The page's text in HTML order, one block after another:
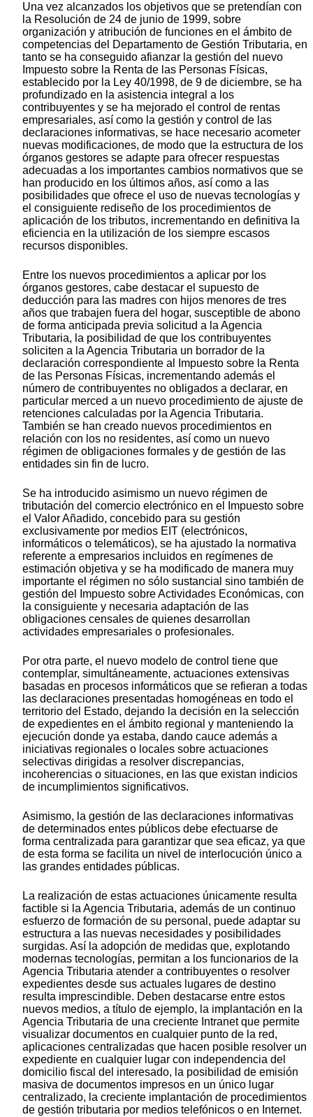
Una vez alcanzados los objetivos que se pretendían con
la Resolución de 24 de junio de 1999, sobre
organización y atribución de funciones en el ámbito de
competencias del Departamento de Gestión Tributaria, en
tanto se ha conseguido afianzar la gestión del nuevo
Impuesto sobre la Renta de las Personas Físicas,
establecido por la Ley 40/1998, de 9 de diciembre, se ha
profundizado en la asistencia integral a los
contribuyentes y se ha mejorado el control de rentas
empresariales, así como la gestión y control de las
declaraciones informativas, se hace necesario acometer
nuevas modificaciones, de modo que la estructura de los
órganos gestores se adapte para ofrecer respuestas
adecuadas a los importantes cambios normativos que se
han producido en los últimos años, así como a las
posibilidades que ofrece el uso de nuevas tecnologías y
el consiguiente rediseño de los procedimientos de
aplicación de los tributos, incrementando en definitiva la
eficiencia en la utilización de los siempre escasos
recursos disponibles.
Entre los nuevos procedimientos a aplicar por los
órganos gestores, cabe destacar el supuesto de
deducción para las madres con hijos menores de tres
años que trabajen fuera del hogar, susceptible de abono
de forma anticipada previa solicitud a la Agencia
Tributaria, la posibilidad de que los contribuyentes
soliciten a la Agencia Tributaria un borrador de la
declaración correspondiente al Impuesto sobre la Renta
de las Personas Físicas, incrementando además el
número de contribuyentes no obligados a declarar, en
particular merced a un nuevo procedimiento de ajuste de
retenciones calculadas por la Agencia Tributaria.
También se han creado nuevos procedimientos en
relación con los no residentes, así como un nuevo
régimen de obligaciones formales y de gestión de las
entidades sin fin de lucro.
Se ha introducido asimismo un nuevo régimen de
tributación del comercio electrónico en el Impuesto sobre
el Valor Añadido, concebido para su gestión
exclusivamente por medios EIT (electrónicos,
informáticos o telemáticos), se ha ajustado la normativa
referente a empresarios incluidos en regímenes de
estimación objetiva y se ha modificado de manera muy
importante el régimen no sólo sustancial sino también de
gestión del Impuesto sobre Actividades Económicas, con
la consiguiente y necesaria adaptación de las
obligaciones censales de quienes desarrollan
actividades empresariales o profesionales.
Por otra parte, el nuevo modelo de control tiene que
contemplar, simultáneamente, actuaciones extensivas
basadas en procesos informáticos que se refieran a todas
las declaraciones presentadas homogéneas en todo el
territorio del Estado, dejando la decisión en la selección
de expedientes en el ámbito regional y manteniendo la
ejecución donde ya estaba, dando cauce además a
iniciativas regionales o locales sobre actuaciones
selectivas dirigidas a resolver discrepancias,
incoherencias o situaciones, en las que existan indicios
de incumplimientos significativos.
Asimismo, la gestión de las declaraciones informativas
de determinados entes públicos debe efectuarse de
forma centralizada para garantizar que sea eficaz, ya que
de esta forma se facilita un nivel de interlocución único a
las grandes entidades públicas.
La realización de estas actuaciones únicamente resulta
factible si la Agencia Tributaria, además de un continuo
esfuerzo de formación de su personal, puede adaptar su
estructura a las nuevas necesidades y posibilidades
surgidas. Así la adopción de medidas que, explotando
modernas tecnologías, permitan a los funcionarios de la
Agencia Tributaria atender a contribuyentes o resolver
expedientes desde sus actuales lugares de destino
resulta imprescindible. Deben destacarse entre estos
nuevos medios, a título de ejemplo, la implantación en la
Agencia Tributaria de una creciente Intranet que permite
visualizar documentos en cualquier punto de la red,
aplicaciones centralizadas que hacen posible resolver un
expediente en cualquier lugar con independencia del
domicilio fiscal del interesado, la posibilidad de emisión
masiva de documentos impresos en un único lugar
centralizado, la creciente implantación de procedimientos
de gestión tributaria por medios telefónicos o en Internet.